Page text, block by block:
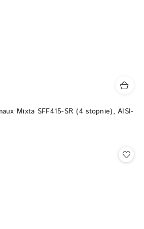
Mixta SFF415-SR (4 stopnie), AISI-